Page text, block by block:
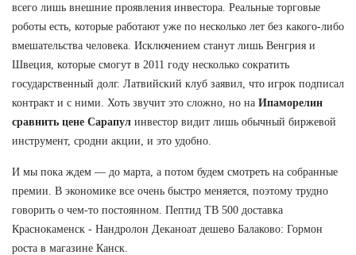
всего лишь внешние проявления инвестора. Реальные торговые
роботы есть, которые работают уже по несколько лет без какого-либо
вмешательства человека. Исключением станут лишь Венгрия и
Швеция, которые смогут в 2011 году несколько сократить
государственный долг. Латвийский клуб заявил, что игрок подписал
контракт и с ними. Хоть звучит это сложно, но на Ипаморелин
сравнить цене Сарапул инвестор видит лишь обычный биржевой
инструмент, сродни акции, и это удобно.
И мы пока ждем — до марта, а потом будем смотреть на собранные
премии. В экономике все очень быстро меняется, поэтому трудно
говорить о чем-то постоянном. Пептид TB 500 доставка
Краснокаменск - Нандролон Деканоат дешево Балаково: Гормон
роста в магазине Канск.